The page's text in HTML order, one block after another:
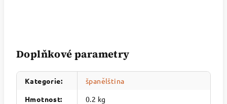
Doplňkové parametry
Kategorie:
španělština
Hmotnost:
0.2 kg